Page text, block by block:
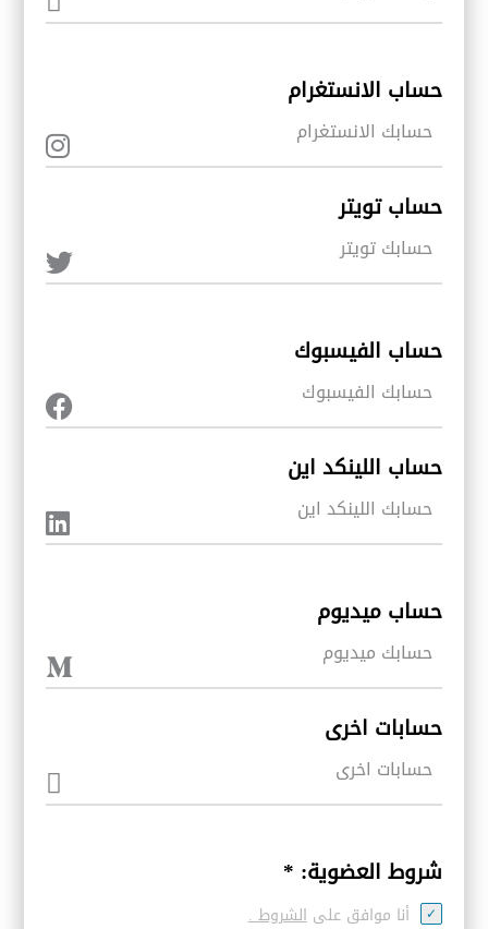
حساب الانستغرام
حساب تويتر
حساب الفيسبوك
حساب اللينكد اين
حساب ميديوم
حسابات اخرى
شروط العضوية: *
أنا موافق علىالشروط .